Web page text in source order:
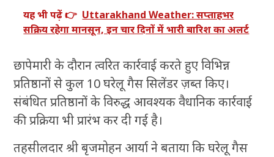
यह भी पढ़ें 👉 Uttarakhand Weather: सप्ताहभर
सक्रिय रहेगा मानसून, इन चार दिनों में भारी बारिश का अलर्ट
छापेमारी के दौरान त्वरित कार्रवाई करते हुए विभिन्न
प्रतिष्ठानों से कुल 10 घरेलू गैस सिलेंडर ज़ब्त किए।
संबंधित प्रतिष्ठानों के विरुद्ध आवश्यक वैधानिक कार्रवाई
की प्रक्रिया भी प्रारंभ कर दी गई है।
तहसीलदार श्री बृजमोहन आर्या ने बताया कि घरेलू गैस